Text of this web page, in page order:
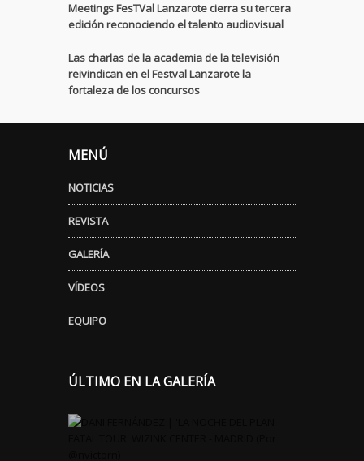
Meetings FesTVal Lanzarote cierra su tercera
edición reconociendo el talento audiovisual
Las charlas de la academia de la televisión
reivindican en el Festval Lanzarote la
fortaleza de los concursos
MENÚ
NOTICIAS
REVISTA
GALERÍA
VÍDEOS
EQUIPO
ÚLTIMO EN LA GALERÍA